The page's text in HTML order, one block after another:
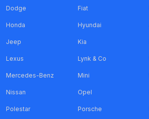
Dodge Fiat
Honda Hyundai
Jeep Kia
Lexus Lynk & Co
Mercedes-Benz Mini
Nissan Opel
Polestar Porsche